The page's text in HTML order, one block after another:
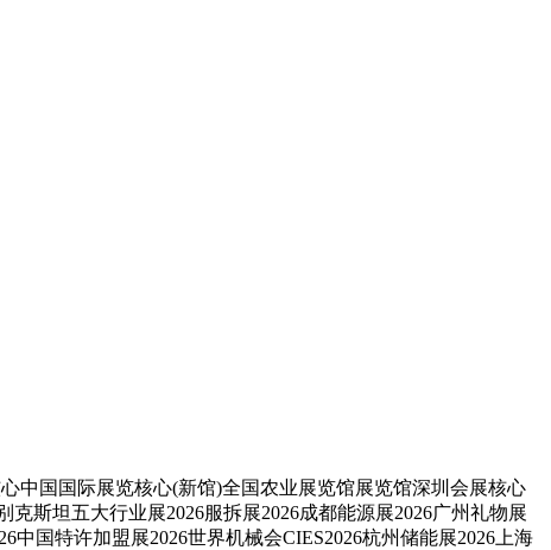
国国际展览核心(新馆)全国农业展览馆展览馆深圳会展核心
斯坦五大行业展2026服拆展2026成都能源展2026广州礼物展
中国特许加盟展2026世界机械会CIES2026杭州储能展2026上海